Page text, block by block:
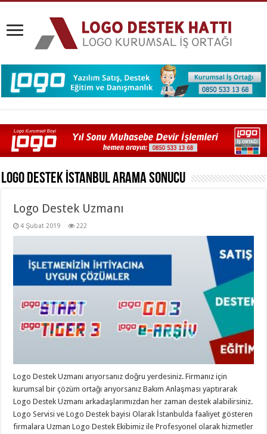
Logo Destek İstanbulArama Sonucu
Logo Destek Uzmanı
4 Şubat 2019 222
Logo Destek Uzmanı arıyorsanız doğru yerdesiniz. Firmanız için
kurumsal bir çözüm ortağı arıyorsanız Bakım Anlaşması yaptırarak
Logo Destek Uzmanı arkadaşlarımızdan her zaman destek alabilirsiniz.
Logo Servisi ve Logo Destek bayisi Olarak İstanbulda faaliyet gösteren
firmalara Uzman Logo Destek Ekibimiz ile Profesyonel olarak hizmetler